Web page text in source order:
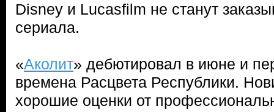
Disney и Lucasfilm не станут
сериала.
«Аколит» дебютировал в июне и
времена Расцвета Республики.
хорошие оценки от